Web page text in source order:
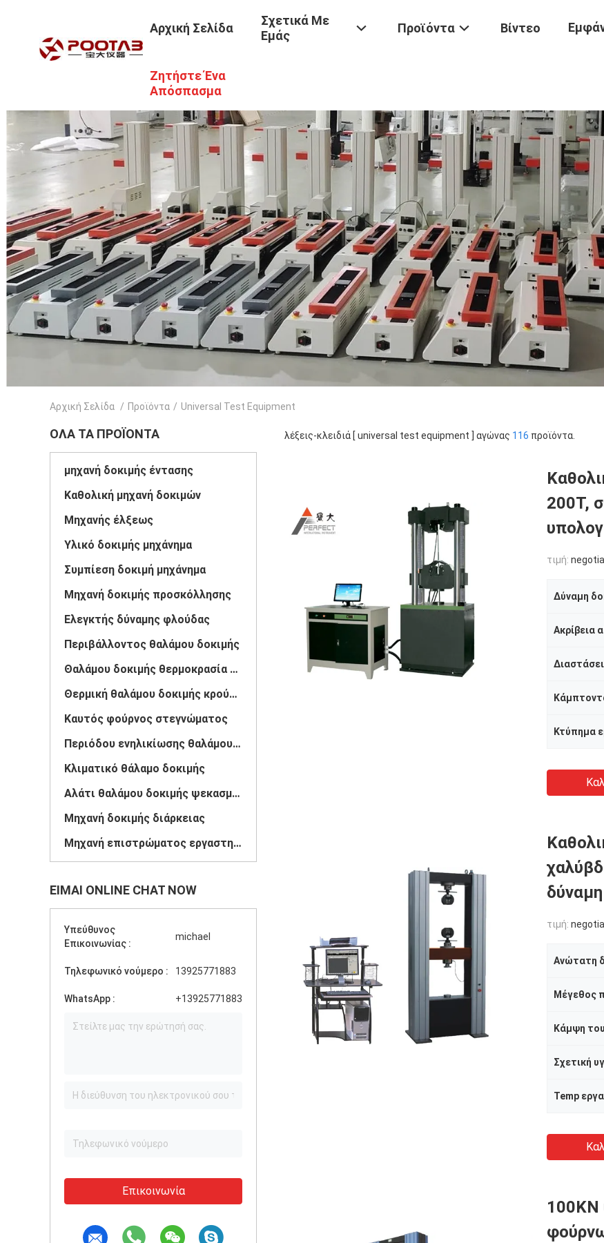
Αρχική Σελίδα
Σχετικά Με
Εμάς
Προϊόντα Βίντεο
Ζητήστε Ένα
Απόσπασμα
Αρχική Σελίδα / Προϊόντα / Universal Test Equipment
ΌΛΑ ΤΑ ΠΡΟΪΌΝΤΑ
μηχανή δοκιμής έντασης
Καθολική μηχανή δοκιμών
Μηχανής έλξεως
Υλικό δοκιμής μηχάνημα
Συμπίεση δοκιμή μηχάνημα
Μηχανή δοκιμής προσκόλλησης
Ελεγκτής δύναμης φλούδας
Περιβάλλοντος θαλάμου δοκιμής
Θαλάμου δοκιμής θερμοκρασία υγρασία
Θερμική θαλάμου δοκιμής κρούσης
Καυτός φούρνος στεγνώματος
Περιόδου ενηλικίωσης θαλάμου δοκιμής
Κλιματικό θάλαμο δοκιμής
Αλάτι θαλάμου δοκιμής ψεκασμού
Μηχανή δοκιμής διάρκειας
Μηχανή επιστρώματος εργαστηρίων
ΕΊΜΑΙ ONLINE CHAT NOW
Υπεύθυνος
Επικοινωνίας :
michael
Τηλεφωνικό νούμερο : 13925771883
WhatsApp : +13925771883
Επικοινωνία
λέξεις-κλειδιά [ universal test equipment ] αγώνας 116 προϊόντα.
200T,
τιμή:
Δύναμη
Κτύπημα
τιμή:
Ανώτατη
Μέγεθος
Σχετική
100KN